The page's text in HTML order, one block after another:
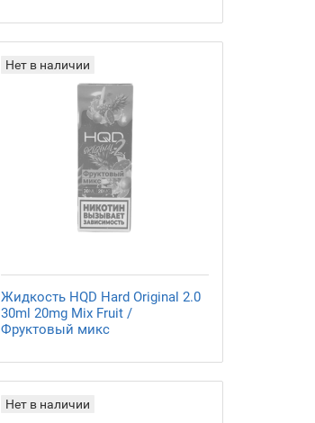
Нет в наличии
Жидкость HQD Hard Original 2.0
30ml 20mg Mix Fruit /
Фруктовый микc
Нет в наличии